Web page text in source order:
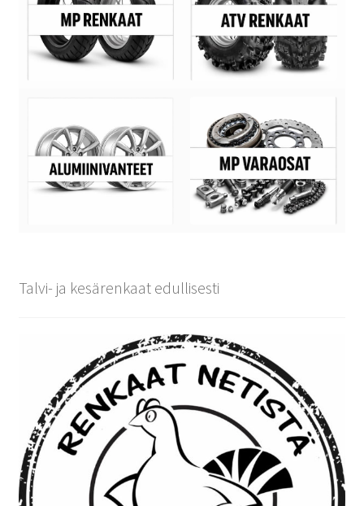
Talvi- ja kesärenkaat edullisesti